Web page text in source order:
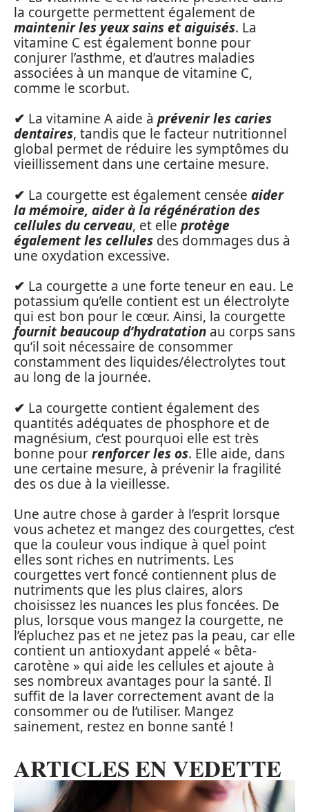
la courgette permettent également de
maintenir les yeux sains et aiguisés. La
vitamine C est également bonne pour
conjurer l’asthme, et d’autres maladies
associées à un manque de vitamine C,
comme le scorbut.
✔ La vitamine A aide à prévenir les caries
dentaires, tandis que le facteur nutritionnel
global permet de réduire les symptômes du
vieillissement dans une certaine mesure.
✔ La courgette est également censée aider
la mémoire, aider à la régénération des
cellules du cerveau, et elle protège
également les cellules des dommages dus à
une oxydation excessive.
✔ La courgette a une forte teneur en eau. Le
potassium qu’elle contient est un électrolyte
qui est bon pour le cœur. Ainsi, la courgette
fournit beaucoup d’hydratation au corps sans
qu’il soit nécessaire de consommer
constamment des liquides/électrolytes tout
au long de la journée.
✔ La courgette contient également des
quantités adéquates de phosphore et de
magnésium, c’est pourquoi elle est très
bonne pourrenforcer les os. Elle aide, dans
une certaine mesure, à prévenir la fragilité
des os due à la vieillesse.
Une autre chose à garder à l’esprit lorsque
vous achetez et mangez des courgettes, c’est
que la couleur vous indique à quel point
elles sont riches en nutriments. Les
courgettes vert foncé contiennent plus de
nutriments que les plus claires, alors
choisissez les nuances les plus foncées. De
plus, lorsque vous mangez la courgette, ne
l’épluchez pas et ne jetez pas la peau, car elle
contient un antioxydant appelé « bêta-
carotène » qui aide les cellules et ajoute à
ses nombreux avantages pour la santé. Il
suffit de la laver correctement avant de la
consommer ou de l’utiliser. Mangez
sainement, restez en bonne santé !
ARTICLES EN VEDETTE